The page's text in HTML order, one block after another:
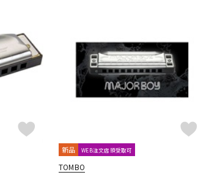
新品 WEB注文店頭受取可
TOMBO